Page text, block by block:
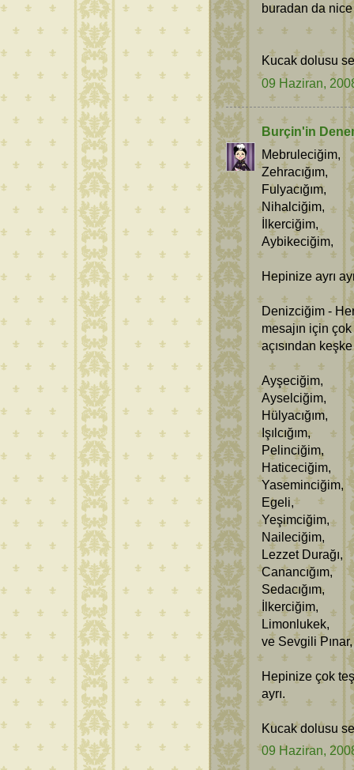
buradan da
Kucak dolusu
09 Haziran,
Burçin'in
Mebruleciğim,
Zehracığım,
Fulyacığım,
Nihalciğim,
İlkerciğim,
Aybikeciğim,
Hepinize ayrı
Denizciğim -
mesajın için
açısından
Ayşeciğim,
Ayselciğim,
Hülyacığım,
Işılcığım,
Pelinciğim,
Haticeciğim,
Yaseminciğim,
Egeli,
Yeşimciğim,
Naileciğim,
Lezzet Durağı,
Canancığım,
Sedacığım,
İlkerciğim,
Limonlukek,
ve Sevgili Pınar,
Hepinize çok
ayrı.
Kucak dolusu
09 Haziran,